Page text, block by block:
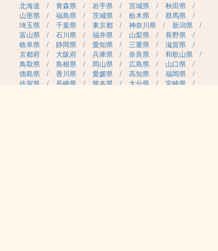
北海道 青森県 岩手県 宮城県
秋田県
山形県
福島県 茨城県 栃木県
群馬県
埼玉県
千葉県 東京都 神奈川県
新潟県
富山県
石川県 福井県 山梨県
長野県
岐阜県
静岡県 愛知県 三重県
滋賀県
京都府
大阪府 兵庫県 奈良県
和歌山県
鳥取県
島根県 岡山県 広島県
山口県
徳島県
香川県 愛媛県 高知県
福岡県
佐賀県
長崎県 熊本県 大分県
宮崎県